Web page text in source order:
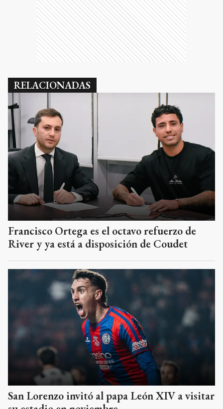
RELACIONADAS
Francisco Ortega es el octavo refuerzo de
River y ya está a disposición de Coudet
San Lorenzo invitó al papa León XIV a visitar